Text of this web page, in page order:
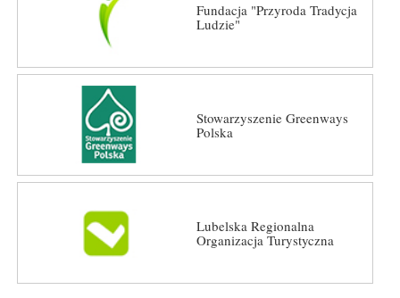
Fundacja "Przyroda Tradycja
Ludzie"
Stowarzyszenie Greenways
Polska
Lubelska Regionalna
Organizacja Turystyczna